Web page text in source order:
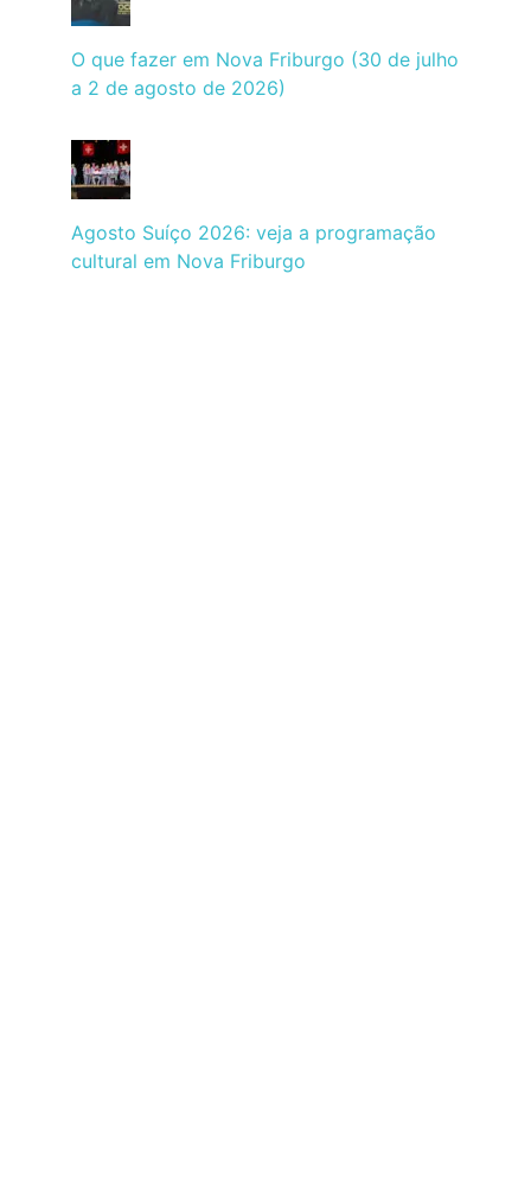
O que fazer em Nova Friburgo (30 de julho
a 2 de agosto de 2026)
Agosto Suíço 2026: veja a programação
cultural em Nova Friburgo